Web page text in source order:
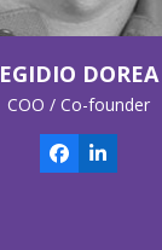
EGIDIO DOREA
COO / Co-founder
Facebook
Linkedin